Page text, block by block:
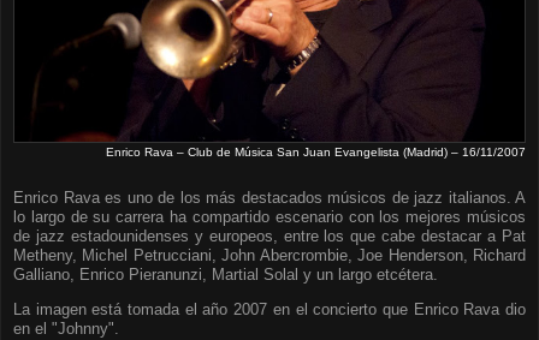
Enrico Rava – Club de Música San Juan Evangelista (Madrid) – 16/11/2007
Enrico Rava es uno de los más destacados músicos de jazz italianos. A
lo largo de su carrera ha compartido escenario con los mejores músicos
de jazz estadounidenses y europeos, entre los que cabe destacar a Pat
Metheny, Michel Petrucciani, John Abercrombie, Joe Henderson, Richard
Galliano, Enrico Pieranunzi, Martial Solal y un largo etcétera.
La imagen está tomada el año 2007 en el concierto que Enrico Rava dio
en el "Johnny".